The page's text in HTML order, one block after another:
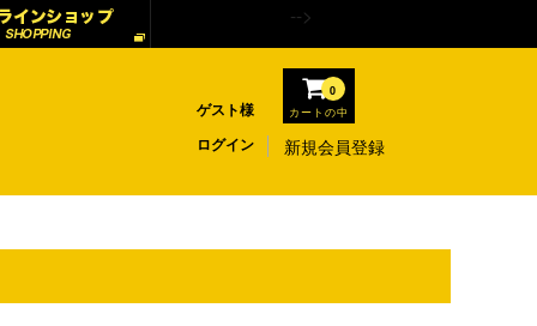
-->
ゲスト様 カートの中
0
ログイン 新規会員登録